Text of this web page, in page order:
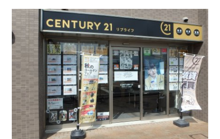
6.5万円
物件詳細へ
ハイムレトア飾東A103
7.4万円
物件詳細へ
2026.06.29